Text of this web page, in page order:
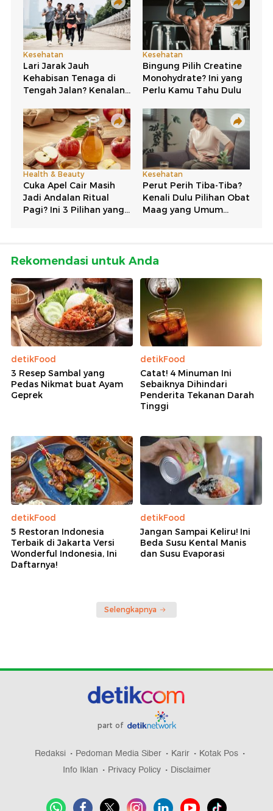
Rekomendasi untuk Anda
detikFood
3 Resep Sambal yang
Pedas Nikmat buat Ayam
Geprek
detikFood
Catat! 4 Minuman Ini
Sebaiknya Dihindari
Penderita Tekanan Darah
Tinggi
detikFood
5 Restoran Indonesia
Terbaik di Jakarta Versi
Wonderful Indonesia, Ini
Daftarnya!
detikFood
Jangan Sampai Keliru! Ini
Beda Susu Kental Manis
dan Susu Evaporasi
Selengkapnya
part of
Redaksi Pedoman Media Siber Karir
Kotak Pos
Info Iklan
Privacy Policy Disclaimer